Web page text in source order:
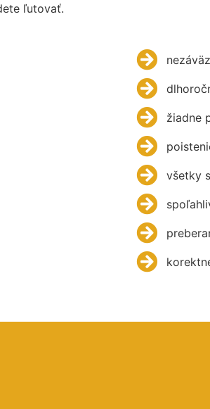
ľutovať.
žiadne
všetky